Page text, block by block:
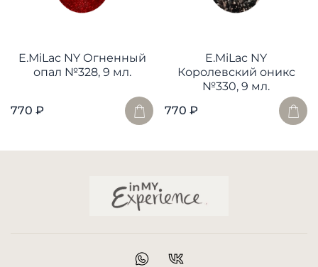
E.MiLac NY Огненный
опал №328, 9 мл.
770 ₽
E.MiLac NY
Королевский оникс
№330, 9 мл.
770 ₽